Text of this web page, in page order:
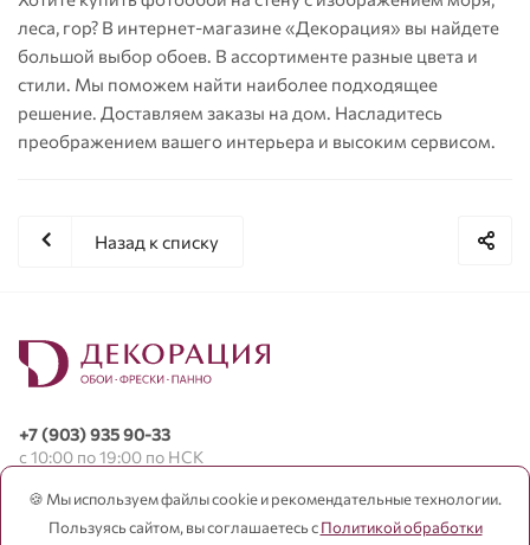
леса, гор? В интернет-магазине «Декорация» вы найдете
большой выбор обоев. В ассортименте разные цвета и
стили. Мы поможем найти наиболее подходящее
решение. Доставляем заказы на дом. Насладитесь
преображением вашего интерьера и высоким сервисом.
Назад к списку
+7 (903) 935 90-33
с 10:00 по 19:00 по НСК
🍪 Мы используем файлы cookie и рекомендательные технологии.
Пользуясь сайтом, вы соглашаетесь сПолитикой обработки